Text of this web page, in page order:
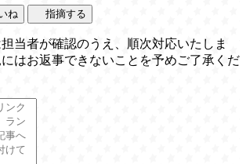
ね 指摘する
当者が確認のうえ、順次対応いたしま
はお返事できないことを予めご了承くだ